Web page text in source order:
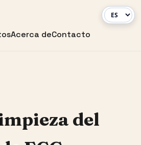
Acerca deContacto
del